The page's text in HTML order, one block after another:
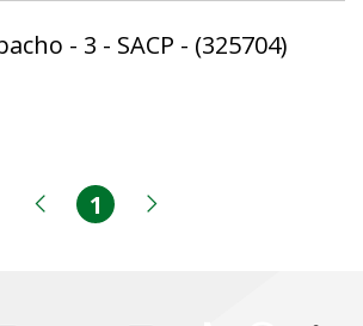
- 3 - SACP - (325704)
Página anterior
Página
1